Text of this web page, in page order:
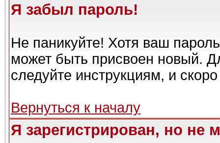
Я забыл пароль!
Не паникуйте! Хотя ваш
может быть присвоен новый.
следуйте инструкциям, и
Вернуться к началу
Я зарегистрирован, но не